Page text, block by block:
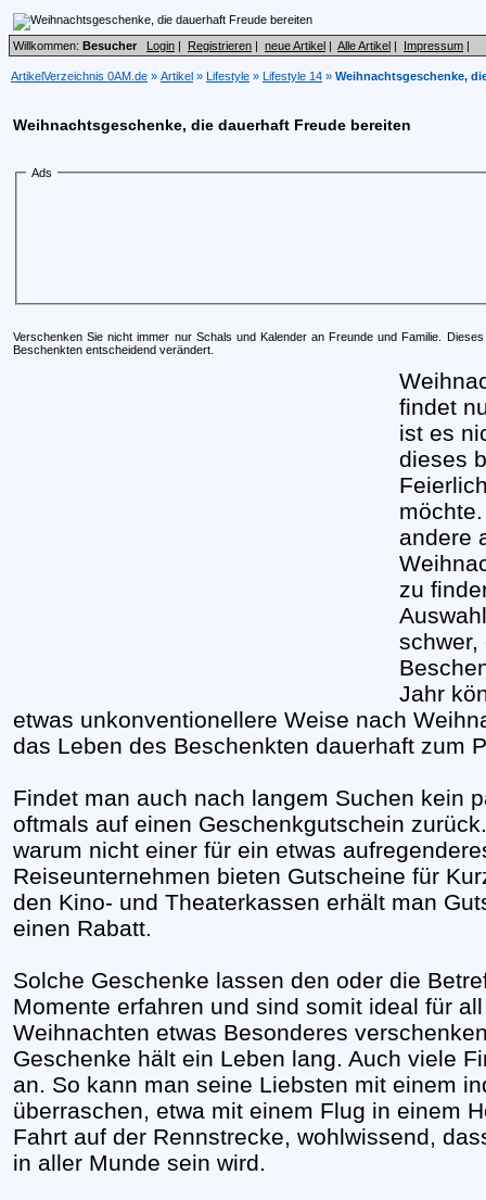
Willkommen: Besucher Login | Registrieren | neue Artikel | Alle Artikel | Impressum |
ArtikelVerzeichnis 0AM.de » Artikel » Lifestyle » Lifestyle 14 » Weihnachtsgeschenke,
Weihnachtsgeschenke, die dauerhaft Freude bereiten
Ads
Verschenken Sie nicht immer nur Schals und Kalender an Freunde und Familie.
Beschenkten entscheidend verändert.
findet
ist es
dieses
andere
zu
schwer,
Jahr
etwas unkonventionellere Weise nach
das Leben des Beschenkten dauerhaft zum
Findet man auch nach langem Suchen kein
oftmals auf einen Geschenkgutschein
warum nicht einer für ein etwas
Reiseunternehmen bieten Gutscheine für
den Kino- und Theaterkassen erhält man
einen Rabatt.
Solche Geschenke lassen den oder die
Momente erfahren und sind somit ideal für
Weihnachten etwas Besonderes
Geschenke hält ein Leben lang. Auch viele
an. So kann man seine Liebsten mit einem
überraschen, etwa mit einem Flug in einem
Fahrt auf der Rennstrecke, wohlwissend,
in aller Munde sein wird.